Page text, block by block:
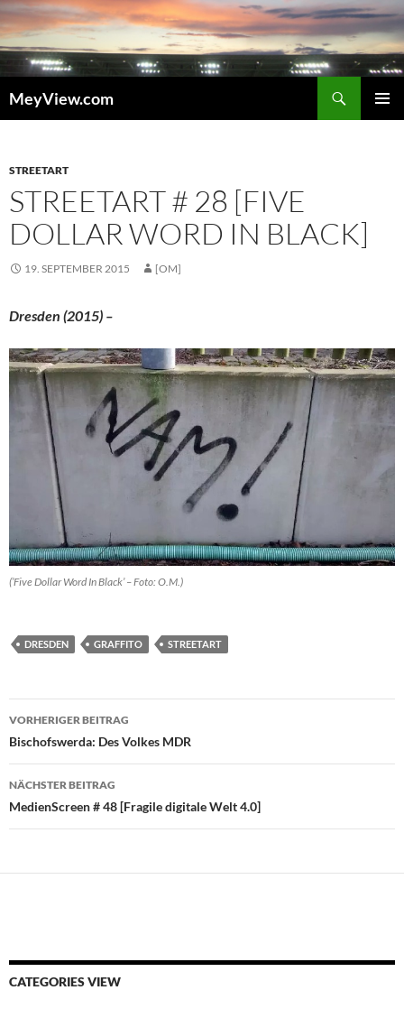
Zum
Inhalt
springen
MeyView.com
STREETART
STREETART # 28 [FIVE
DOLLAR WORD IN BLACK]
19. SEPTEMBER 2015 [OM]
Dresden (2015) –
(’Five Dollar Word In Black’ – Foto: O.M.)
DRESDEN GRAFFITO STREETART
Beitragsnavigation
VORHERIGER BEITRAG
Bischofswerda: Des Volkes MDR
NÄCHSTER BEITRAG
MedienScreen # 48 [Fragile digitale Welt 4.0]
CATEGORIES VIEW